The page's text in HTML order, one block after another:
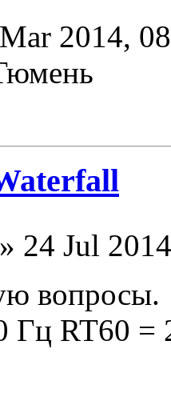
2014,
» 24 Jul
вопросы.
Гц RT60 =